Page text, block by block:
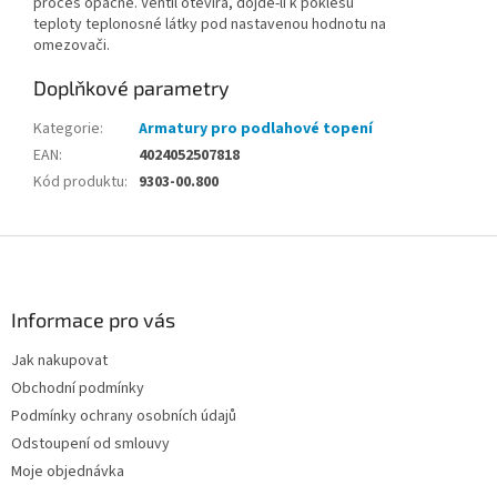
teploty teplonosné látky pod nastavenou hodnotu na
omezovači.
Doplňkové parametry
Kategorie:
Armatury pro podlahové topení
EAN:
4024052507818
Kód produktu: 9303-00.800
Informace pro vás
Jak nakupovat
Obchodní podmínky
Podmínky ochrany osobních údajů
Odstoupení od smlouvy
Moje objednávka